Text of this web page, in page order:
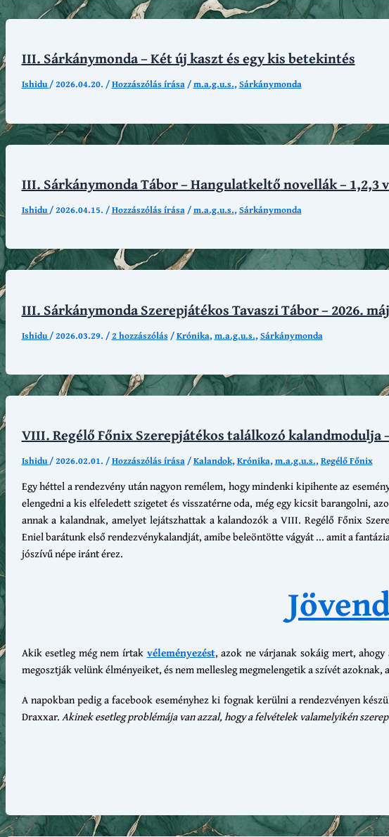
III. Sárkánymonda – Két új kaszt és egy kis betekintés
Ishidu/2026.04.20. /Hozzászólás írása/m.a.g.u.s.,Sárkánymonda
III. Sárkánymonda Tábor – Hangulatkeltő novellák – 1,2,3
Ishidu/2026.04.15. /Hozzászólás írása/m.a.g.u.s.,Sárkánymonda
III. Sárkánymonda Szerepjátékos Tavaszi Tábor – 2026.
Ishidu/2026.03.29. /2 hozzászólás /Krónika,m.a.g.u.s.,Sárkánymonda
VIII. Regélő Főnix Szerepjátékos találkozó kalandmodulja
Ishidu/2026.02.01. /Hozzászólás írása/Kalandok,Krónika,m.a.g.u.s.,Regélő Főnix
Egy héttel a rendezvény után nagyon remélem, hogy mindenki kipihente az
elengedni a kis elfeledett szigetet és visszatérne oda, még egy kicsit barangolni,
annak a kalandnak, amelyet lejátszhattak a kalandozók a VIII. Regélő Főnix
Eniel barátunk első rendezvénykalandját, amibe beleöntötte vágyát ... amit a
jószívű népe iránt érez.
Akik esetleg még nem írtak véleményezést, azok ne várjanak sokáig mert,
megosztják velünk élményeiket, és nem mellesleg megmelengetik a szívét azoknak,
A napokban pedig a facebook eseményhez ki fognak kerülni a rendezvényen
Draxxar.Akinek esetleg problémája van azzal, hogy a felvételek valamelyikén